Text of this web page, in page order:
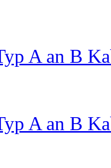
A an B
A an B